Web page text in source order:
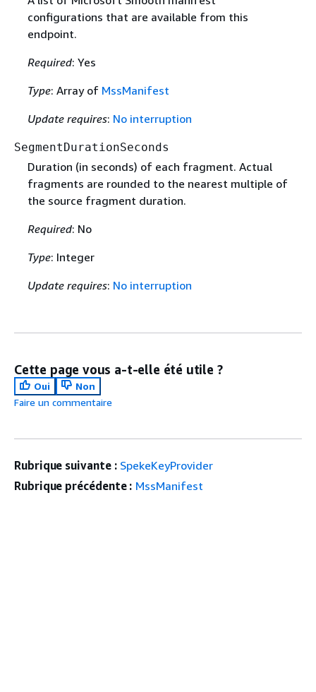
configurations that are available from this
endpoint.
Required: Yes
Type: Array of MssManifest
Update requires: No interruption
SegmentDurationSeconds
Duration (in seconds) of each fragment. Actual
fragments are rounded to the nearest multiple of
the source fragment duration.
Required: No
Type: Integer
Update requires: No interruption
Cette page vous a-t-elle été utile ?
Oui
Non
Faire un commentaire
Rubrique suivante : SpekeKeyProvider
Rubrique précédente : MssManifest